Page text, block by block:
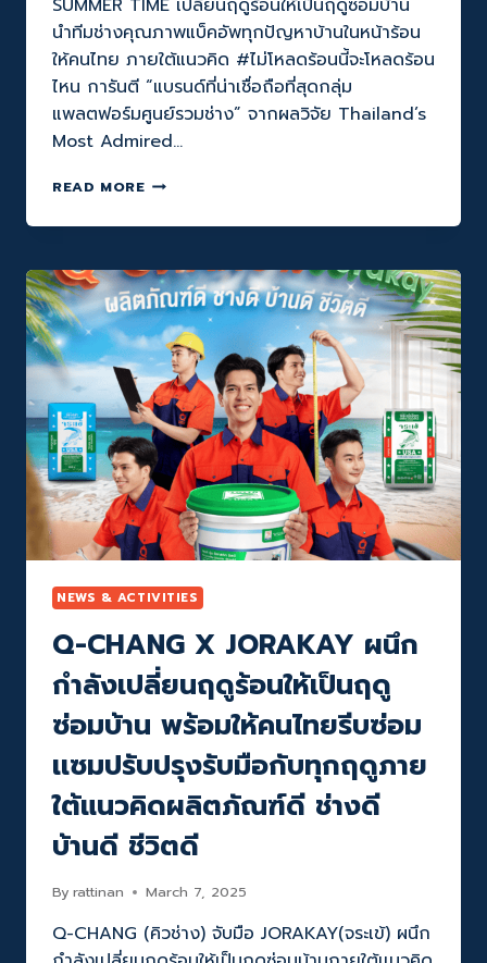
SUMMER TIME เปลี่ยนฤดูร้อนให้เป็นฤดูซ่อมบ้าน
นำทีมช่างคุณภาพแบ็คอัพทุกปัญหาบ้านในหน้าร้อน
ให้คนไทย ภายใต้แนวคิด #ไม่โหลดร้อนนี้จะโหลดร้อน
ไหน การันตี “แบรนด์ที่น่าเชื่อถือที่สุดกลุ่ม
แพลตฟอร์มศูนย์รวมช่าง” จากผลวิจัย Thailand’s
Most Admired…
READ MOREQ-
จัด
ฮอต
พลิก
โฉม
SUMMER
TIME
เปลี่ยน
ฤดู
ร้อน
ให้
เป็น
ฤดู
ซ่อม
บ้าน
พร้อม
ทีม
คอัพ
ทุก
ปัญหา
ให้
ไทย
NEWS & ACTIVITIES
Q-CHANG X JORAKAY ผนึก
กำลังเปลี่ยนฤดูร้อนให้เป็นฤดู
ซ่อมบ้าน พร้อมให้คนไทยรีบซ่อม
เเซมปรับปรุงรับมือกับทุกฤดูภาย
ใต้แนวคิดผลิตภัณฑ์ดี ช่างดี
บ้านดี ชีวิตดี
By rattinan March 7, 2025
Q-CHANG (คิวช่าง) จับมือ JORAKAY(จระเข้) ผนึก